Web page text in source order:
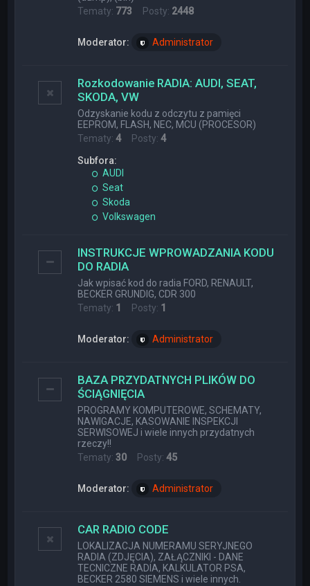
Tematy: 773 Posty: 2448
Moderator: Administrator
Rozkodowanie RADIA: AUDI, SEAT,
SKODA, VW
Odzyskanie kodu z odczytu z pamięci
EEPROM, FLASH, NEC, MCU (PROCESOR)
Tematy:4Posty:4
Subfora:
AUDI
Seat
Skoda
Volkswagen
INSTRUKCJE WPROWADZANIA KODU
DO RADIA
Jak wpisać kod do radia FORD, RENAULT,
BECKER GRUNDIG, CDR 300
Tematy: 1 Posty: 1
Moderator: Administrator
BAZA PRZYDATNYCH PLIKÓW DO
ŚCIĄGNIĘCIA
PROGRAMY KOMPUTEROWE, SCHEMATY,
NAWIGACJE, KASOWANIE INSPEKCJI
SERWISOWEJ i wiele innych przydatnych
rzeczy!!
Tematy:30 Posty:45
Moderator: Administrator
CAR RADIO CODE
LOKALIZACJA NUMERAMU SERYJNEGO
RADIA (ZDJĘCIA), ZAŁĄCZNIKI - DANE
TECNICZNE RADIA, KALKULATOR PSA,
BECKER 2580 SIEMENS i wiele innych.